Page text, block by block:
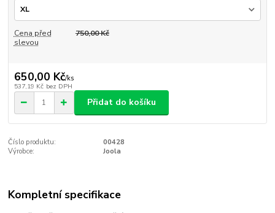
Cena před
slevou
750,00 Kč
650,00 Kč/ks
537,19 Kč bez DPH
Přidat do košíku
Číslo produktu:
00428
Výrobce:
Joola
Kompletní specifikace